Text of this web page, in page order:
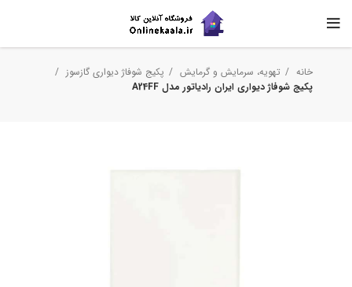
خانه تهویه، سرمایش و گرمایش
پکیج شوفاژ دیواری گازسوز
پکیج شوفاژ دیواری ایران رادیاتور مدل A24FF